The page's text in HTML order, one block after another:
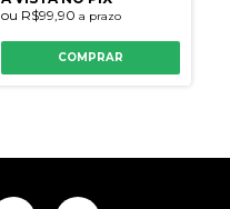
ou R$99,90 a prazo
COMPRAR